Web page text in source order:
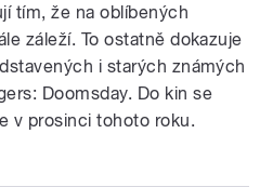
tím, že na oblíbených
záleží. To ostatně dokazuje
i starých známých
Doomsday. Do kin se
v prosinci tohoto roku.